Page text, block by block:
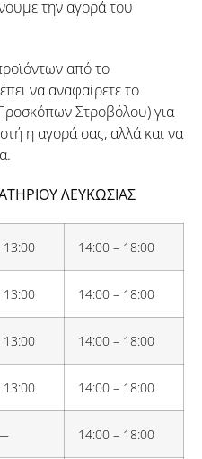
την αγορά του
από το
να αναφαίρετε το
Στροβόλου) για
η αγορά σας, αλλά και να
ΛΕΥΚΩΣΙΑΣ
13:00 14:00 – 18:00
13:00 14:00 – 18:00
13:00 14:00 – 18:00
13:00 14:00 – 18:00
14:00 – 18:00